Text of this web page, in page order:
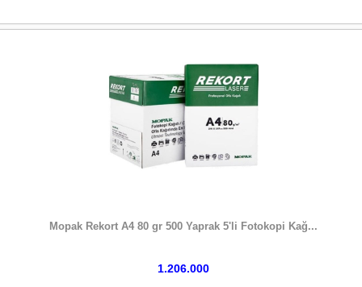
Mopak Rekort A4 80 gr 500 Yaprak 5'li Fotokopi Kağ...
1.206.000